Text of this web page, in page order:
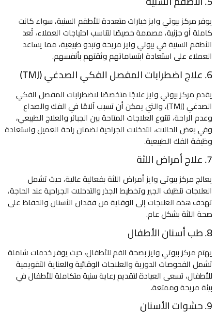
يوفر مركز بيوتي وايز خيارات متعددة للأطقم السنية، سواء كانت
كاملة أو جزئية، مصممة خصيصًا لتناسب احتياجات العملاء، تُعد
الأطقم السنية في بيوتي وايز مريحة وتبدو طبيعية، مما يساعد
العملاء على استعادة ابتساماتهم وثقتهم بأنفسهم.
6. علاج اضطرابات المفصل الفكي الصدغي (TMJ)
يقدم مركز بيوتي وايز علاجًا متخصصًا لاضطرابات المفصل الفكي
الصدغي (TMJ)، والتي يمكن أن تسبب آلامًا في الفك والصداع
وعدم الراحة، تتنوع العلاجات المتاحة بين الجبائر والعلاج الطبيعي،
وفي بعض الحالات، التدخلات الجراحية لضمان راحة العميل واستعادة
وظيفة الفك الطبيعية.
7. علاج أمراض اللثة
يعالج مركز بيوتي وايز أمراض اللثة بفعالية عالية، حيث تشمل
العلاجات تنظيف الجير وتخطيط الجذر والتدخلات الجراحية عند الحاجة،
تهدف هذه العلاجات إلى الوقاية من فقدان الأسنان والحفاظ على
صحة اللثة بشكل عام.
8. طب أسنان الأطفال
يهتم مركز بيوتي وايز بصحة الفم للأطفال، حيث يوفر خدمات شاملة
تشمل الفحوصات الدورية والعلاجات الوقائية والعناية التقويمية
للأطفال، تسعى العيادة لتقديم رعاية سنية متكاملة للأطفال في
بيئة مريحة وممتعة.
9. حشوات الأسنان